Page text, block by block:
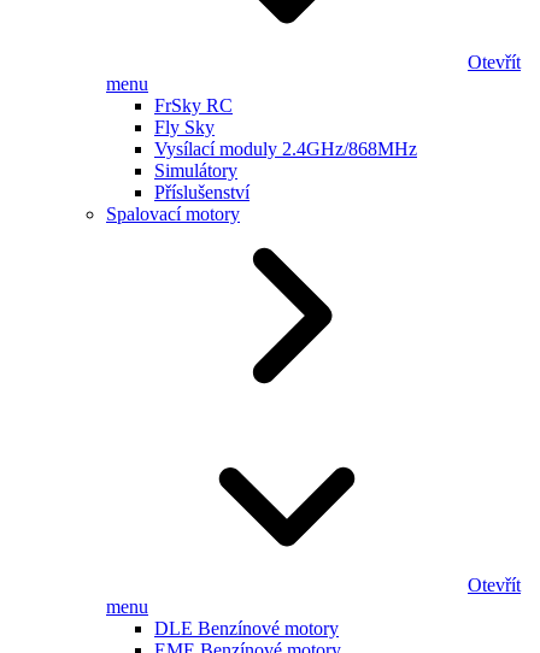
Otevřít
menu
FrSky RC
Fly Sky
Vysílací moduly 2.4GHz/868MHz
Simulátory
Příslušenství
Spalovací motory
Otevřít
menu
DLE Benzínové motory